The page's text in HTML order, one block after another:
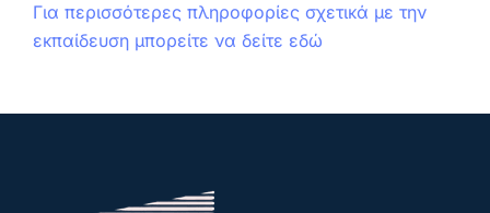
Για περισσότερες πληροφορίες σχετικά με την
εκπαίδευση μπορείτε να δείτε εδώ